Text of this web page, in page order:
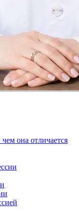
она отличается